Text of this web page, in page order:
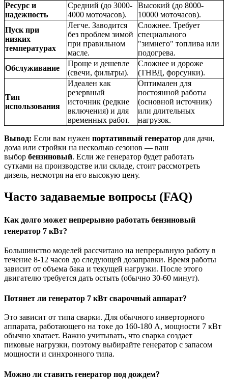
Ресурс и
надежность
Средний (до 3000-
4000 моточасов).
Высокий (до 8000-
10000 моточасов).
Пуск при
низких
температурах
Легче. Заводится
без проблем зимой
при правильном
масле.
Сложнее. Требует
специального
"зимнего" топлива или
подогрева.
Обслуживание
Проще и дешевле
(свечи, фильтры).
Сложнее и дороже
(ТНВД, форсунки).
Тип
использования
Идеален как
резервный
источник (редкие
включения) и для
временных работ.
Оптимален для
постоянной работы
(основной источник)
или длительных
нагрузок.
Вывод: Если вам нужен портативный генератор для дачи,
дома или стройки на несколько сезонов — ваш
выбор бензиновый. Если же генератор будет работать
сутками на производстве или складе, стоит рассмотреть
дизель, несмотря на его высокую цену.
Часто задаваемые вопросы (FAQ)
Как долго может непрерывно работать бензиновый
генератор 7 кВт?
Большинство моделей рассчитано на непрерывную работу в
течение 8-12 часов до следующей дозаправки. Время работы
зависит от объема бака и текущей нагрузки. После этого
двигателю требуется дать остыть (обычно 30-60 минут).
Потянет ли генератор 7 кВт сварочный аппарат?
Это зависит от типа сварки. Для обычного инверторного
аппарата, работающего на токе до 160-180 А, мощности 7 кВт
обычно хватает. Важно учитывать, что сварка создает
пиковые нагрузки, поэтому выбирайте генератор с запасом
мощности и синхронного типа.
Можно ли ставить генератор под дождем?